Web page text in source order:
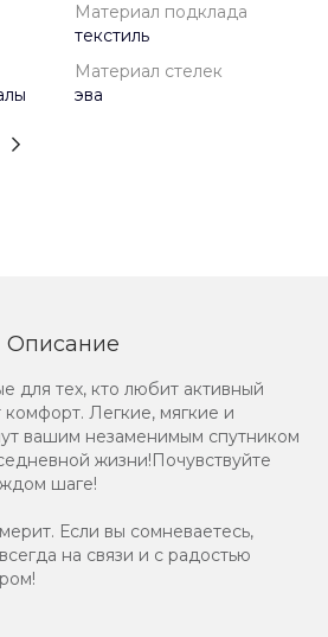
Материал подклада
текстиль
Материал стелек
эва
Описание
для тех, кто любит активный
Легкие, мягкие и
вашим незаменимым спутником
жизни!Почувствуйте
шаге!
Если вы сомневаетесь,
на связи и с радостью